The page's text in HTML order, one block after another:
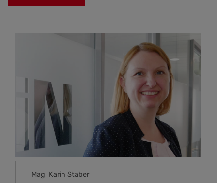
Mag. Karin Staber